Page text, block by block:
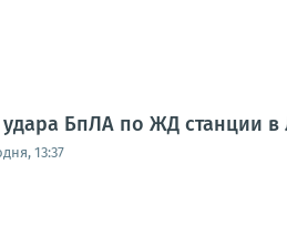
удара БпЛА по ЖД станции
13:37